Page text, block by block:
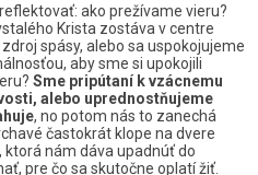
ako prežívame vieru?
Krista zostáva v centre
spásy, alebo sa uspokojujeme
aby sme si upokojili
Sme pripútaní k vzácnemu
alebo uprednostňujeme
, no potom nás to zanechá
častokrát klope na dvere
ktorá nám dáva upadnúť do
pre čo sa skutočne oplatí žiť.